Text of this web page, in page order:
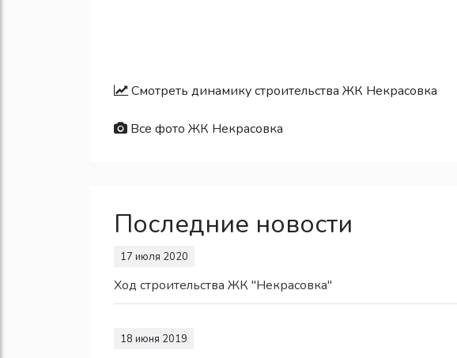
Смотреть динамику строительства ЖК Некрасовка
Все фото ЖК Некрасовка
Последние новости
17 июля 2020
Ход строительства ЖК "Некрасовка"
18 июня 2019